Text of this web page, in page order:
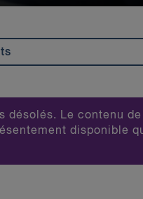
désolés. Le contenu
disponible